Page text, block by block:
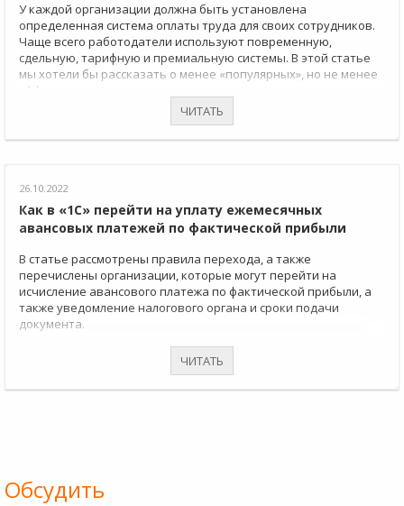
У каждой организации должна быть установлена
определенная система оплаты труда для своих сотрудников.
Чаще всего работодатели используют повременную,
сдельную, тарифную и премиальную системы. В этой статье
мы хотели бы рассказать о менее «популярных», но не менее
эффективных системах оплаты труда, которые можно
использовать в зависимости от особенностей деятельности
ЧИТАТЬ
26.10.2022
Как в «1С» перейти на уплату ежемесячных
авансовых платежей по фактической прибыли
В статье рассмотрены правила перехода, а также
перечислены организации, которые могут перейти на
исчисление авансового платежа по фактической прибыли, а
также уведомление налогового органа и сроки подачи
документа.
ЧИТАТЬ
Обсудить